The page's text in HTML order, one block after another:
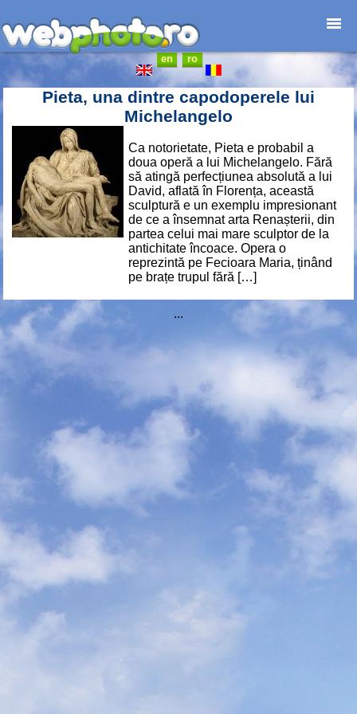
en ro
Home page
Photojournalism
Architecture
Kids
Catalogues
Webdesign
Contact
Pieta, una dintre capodoperele lui
Michelangelo
Ca notorietate, Pieta e probabil a
doua operă a lui Michelangelo. Fără
să atingă perfecțiunea absolută a lui
David, aflată în Florența, această
sculptură e un exemplu impresionant
de ce a însemnat arta Renașterii, din
partea celui mai mare sculptor de la
antichitate încoace. Opera o
reprezintă pe Fecioara Maria, ținând
pe brațe trupul fără […]
...